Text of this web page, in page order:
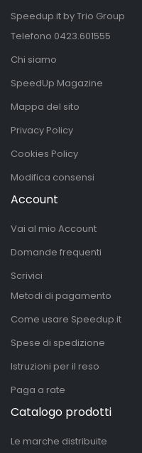
Speedup.it by Trio Group
Telefono 0423.601555
Chi siamo
SpeedUp Magazine
Mappa del sito
Privacy Policy
Cookies Policy
Modifica consensi
Account
Vai al mio Account
Domande frequenti
Scrivici
Metodi di pagamento
Come usare Speedup.it
Spese di spedizione
Istruzioni per il reso
Paga a rate
Catalogo prodotti
Le marche distribuite